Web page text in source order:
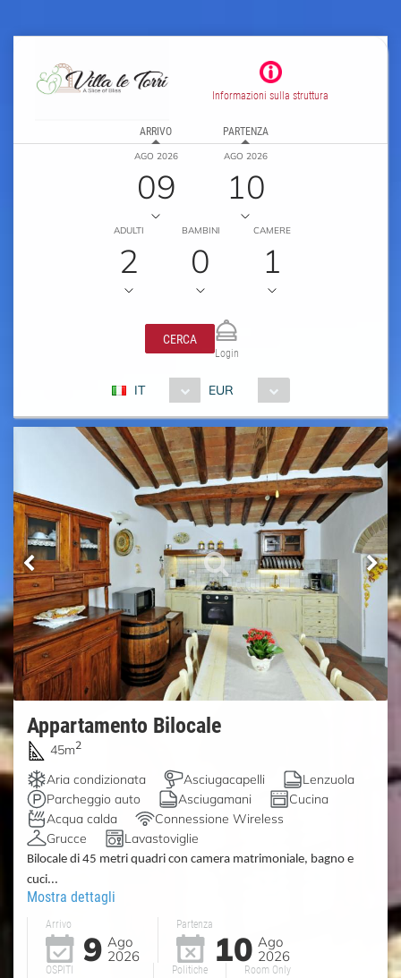
Informazioni sulla struttura
ARRIVO
AGO 2026
09
PARTENZA
AGO 2026
10
ADULTI
2
BAMBINI
0
CAMERE
1
CERCA
Login
IT EUR
Appartamento Bilocale
45m2
Aria condizionata Asciugacapelli
Lenzuola
Parcheggio auto
Asciugamani
Cucina
Acqua calda
Connessione Wireless
Grucce
Lavastoviglie
Bilocale di 45 metri quadri con camera matrimoniale, bagno e
cuci...
Mostra dettagli
Arrivo
9 Ago
2026
Partenza
10 Ago
2026
OSPITI Politiche Room Only